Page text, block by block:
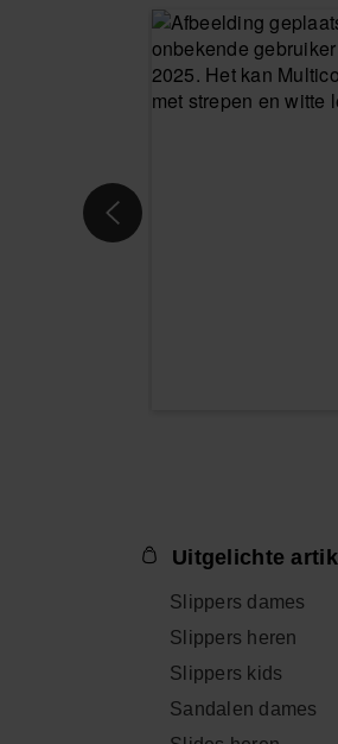
Uitgelichte
Slippers dames
Slippers heren
Slippers kids
Sandalen dames